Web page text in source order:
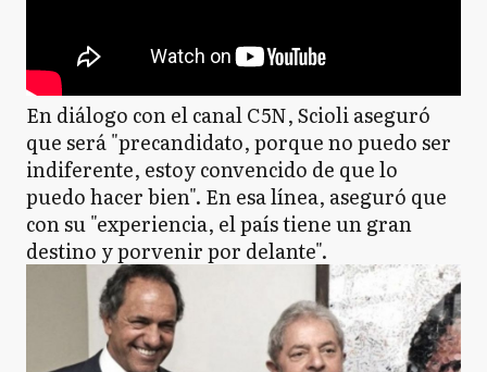
En diálogo con el canal C5N, Scioli aseguró
que será "precandidato, porque no puedo ser
indiferente, estoy convencido de que lo
puedo hacer bien". En esa línea, aseguró que
con su "experiencia, el país tiene un gran
destino y porvenir por delante".